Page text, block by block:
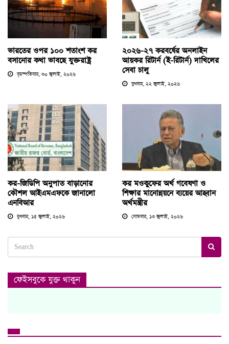
ভারতের ওপর ১০০ শতাংশ কর
বসানোর কথা ভাবছে যুক্তরাষ্ট্র
বৃহস্পতিবার, ৩০ জুলাই, ২০২৬
২০২৬-২৭ করবর্ষের অনলাইন
আয়কর রিটার্ন (ই-রিটার্ন) দাখিলের
সেবা চালু
বুধবার, ২২ জুলাই, ২০২৬
কর-জিডিপি অনুপাত বাড়ানোর
কৌশল আইএমএফকে জানালো
এনবিআর
বুধবার, ১৫ জুলাই, ২০২৬
কর মওকুফের অর্থ গবেষণা ও
শিক্ষার মানোন্নয়নে ব্যয়ের আহ্বান
অর্থমন্ত্রীর
সোমবার, ১৩ জুলাই, ২০২৬
ফেইসবুকে যুক্ত থাকুন